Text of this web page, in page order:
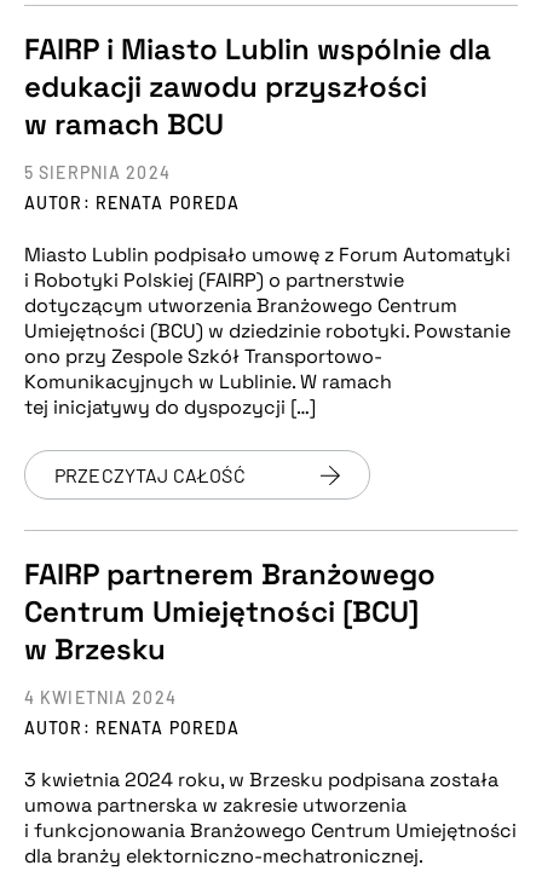
FAIRP i Miasto Lublin wspólnie dla
edukacji zawodu przyszłości
w ramach BCU
AUTOR: RENATA POREDA
5 SIERPNIA 2024
Miasto Lublin podpisało umowę z Forum Automatyki
i Robotyki Polskiej (FAIRP) o partnerstwie
dotyczącym utworzenia Branżowego Centrum
Umiejętności (BCU) w dziedzinie robotyki. Powstanie
ono przy Zespole Szkół Transportowo-
Komunikacyjnych w Lublinie. W ramach
tej inicjatywy do dyspozycji […]
PRZECZYTAJ CAŁOŚĆ
FAIRP partnerem Branżowego
Centrum Umiejętności [BCU]
w Brzesku
AUTOR: RENATA POREDA
4 KWIETNIA 2024
3 kwietnia 2024 roku, w Brzesku podpisana została
umowa partnerska w zakresie utworzenia
i funkcjonowania Branżowego Centrum Umiejętności
dla branży elektorniczno-mechatronicznej.